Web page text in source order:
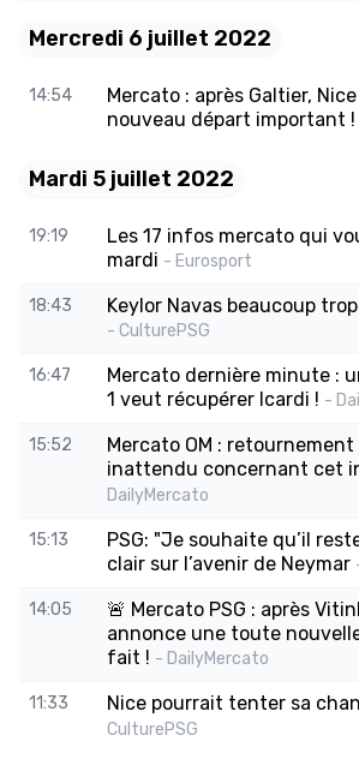
Mercredi 6 juillet 2022
14:54
Mercato : après Galtier,
nouveau départ important !
Mardi 5 juillet 2022
19:19
Les 17 infos mercato qui
mardi - Eurosport
18:43 Keylor Navas beaucoup
- CulturePSG
16:47
Mercato dernière minute :
1 veut récupérer Icardi ! -
15:52
Mercato OM :
inattendu concernant cet
DailyMercato
15:13
PSG: "Je souhaite qu’il
clair sur l’avenir de Neymar
14:05
🚨 Mercato PSG : après
annonce une toute
fait ! - DailyMercato
11:33 Nice pourrait tenter sa
CulturePSG